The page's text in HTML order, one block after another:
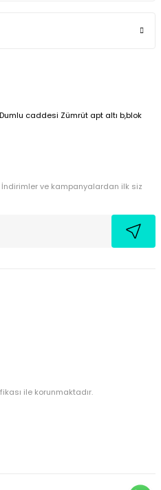
caddesi Zümrüt apt altı b,blok
ve kampanyalardan ilk siz
ile korunmaktadır.